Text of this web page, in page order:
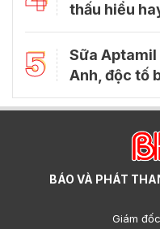
thấu hiểu
5
Sữa Aptamil
Anh, độc tố
BÁO VÀ PHÁT
Giám